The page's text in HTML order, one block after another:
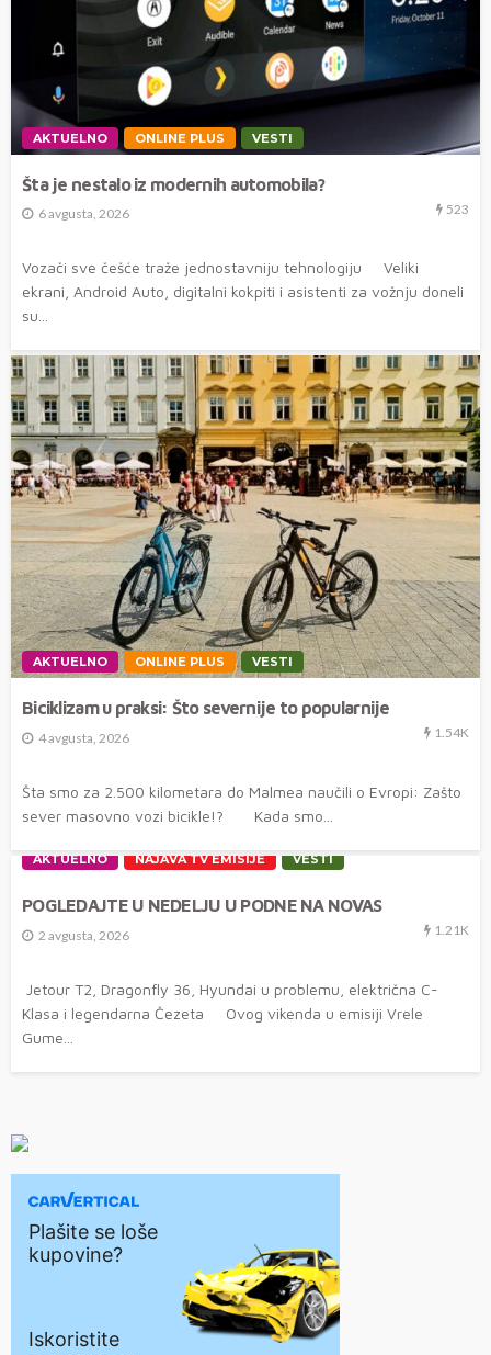
AKTUELNO ONLINE PLUS VESTI
Šta je nestalo iz modernih automobila?
6 avgusta, 2026 523
Vozači sve češće traže jednostavniju tehnologiju Veliki
ekrani, Android Auto, digitalni kokpiti i asistenti za vožnju doneli
su...
AKTUELNO ONLINE PLUS VESTI
Biciklizam u praksi: Što severnije to popularnije
4 avgusta, 2026 1.54K
Šta smo za 2.500 kilometara do Malmea naučili o Evropi: Zašto
sever masovno vozi bicikle!? Kada smo...
AKTUELNO NAJAVA TV EMISIJE VESTI
POGLEDAJTE U NEDELJU U PODNE NA NOVAS
2 avgusta, 2026 1.21K
Jetour T2, Dragonfly 36, Hyundai u problemu, električna C-
Klasa i legendarna Čezeta Ovog vikenda u emisiji Vrele
Gume...